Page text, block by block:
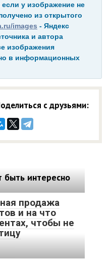
у изображение не
из открытого
images - Яндекс
и автора
изображения
в информационных
с друзьями:
интересно
продажа
и на что
чтобы не